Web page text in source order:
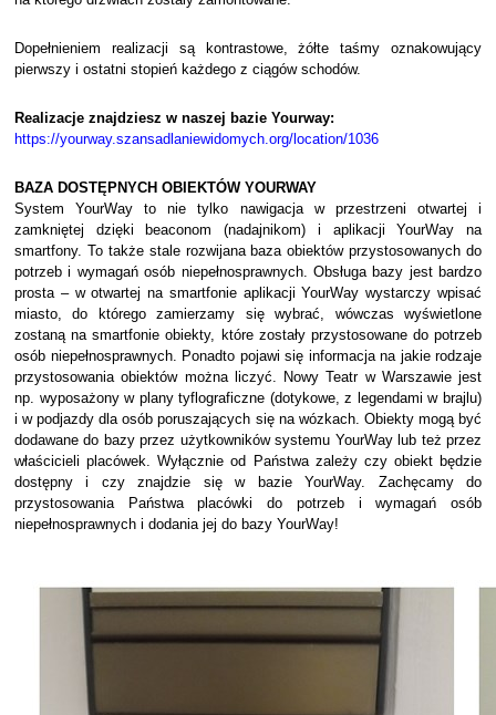
Dopełnieniem realizacji są kontrastowe, żółte taśmy oznakowujący
pierwszy i ostatni stopień każdego z ciągów schodów.
Realizacje znajdziesz w naszej bazie Yourway:
https://yourway.szansadlaniewidomych.org/location/1036
BAZA DOSTĘPNYCH OBIEKTÓW YOURWAY
System YourWay to nie tylko nawigacja w przestrzeni otwartej i
zamkniętej dzięki beaconom (nadajnikom) i aplikacji YourWay na
smartfony. To także stale rozwijana baza obiektów przystosowanych do
potrzeb i wymagań osób niepełnosprawnych. Obsługa bazy jest bardzo
prosta – w otwartej na smartfonie aplikacji YourWay wystarczy wpisać
miasto, do którego zamierzamy się wybrać, wówczas wyświetlone
zostaną na smartfonie obiekty, które zostały przystosowane do potrzeb
osób niepełnosprawnych. Ponadto pojawi się informacja na jakie rodzaje
przystosowania obiektów można liczyć. Nowy Teatr w Warszawie jest
np. wyposażony w plany tyflograficzne (dotykowe, z legendami w brajlu)
i w podjazdy dla osób poruszających się na wózkach. Obiekty mogą być
dodawane do bazy przez użytkowników systemu YourWay lub też przez
właścicieli placówek. Wyłącznie od Państwa zależy czy obiekt będzie
dostępny i czy znajdzie się w bazie YourWay. Zachęcamy do
przystosowania Państwa placówki do potrzeb i wymagań osób
niepełnosprawnych i dodania jej do bazy YourWay!